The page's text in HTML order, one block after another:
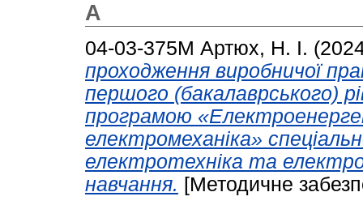
А
04-03-375М Артюх, Н. І.
проходження виробничої
першого (бакалаврського)
програмою
електромеханіка»
електротехніка та
навчання. [Методичне